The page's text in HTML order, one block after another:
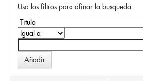
Usa los filtros para afinar la busqueda.